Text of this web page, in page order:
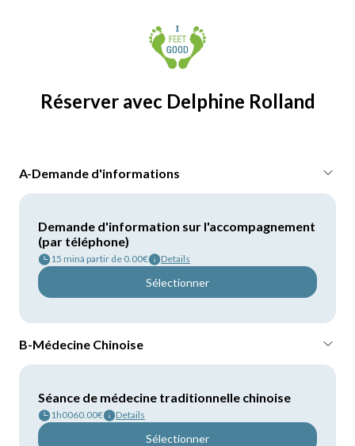
Réserver avec Delphine Rolland
A-Demande d'informations
Demande d'information sur l'accompagnement
(par téléphone)
15 minà partir de 0.00€ Details
Sélectionner
B-Médecine Chinoise
Séance de médecine traditionnelle chinoise
1h0060.00€ Details
Sélectionner